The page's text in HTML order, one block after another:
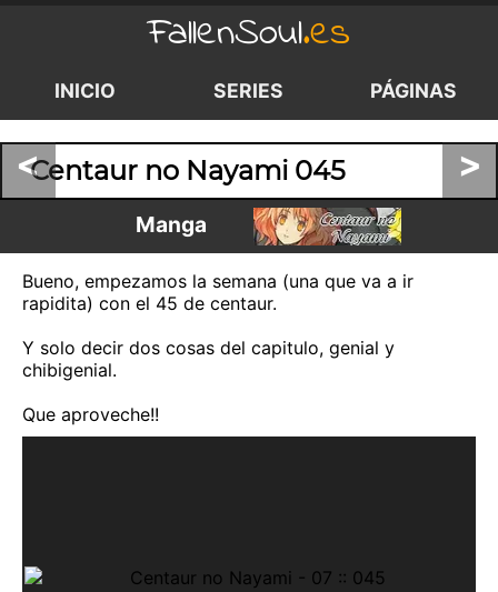
FallenSoul.es
INICIO SERIES PÁGINAS
< >
Centaur no Nayami 045
Manga
Bueno, empezamos la semana (una que va a ir
rapidita) con el 45 de centaur.
Y solo decir dos cosas del capitulo, genial y
chibigenial.
Que aproveche!!